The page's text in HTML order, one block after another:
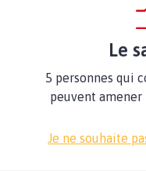
Le
5 personnes qui
peuvent amener
Je ne souhaite